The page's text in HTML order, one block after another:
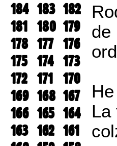
184 183 182
181 180 179
178 177 176
175 174 173
172 171 170
169 168 167
166 165 164
163 162 161
de
La